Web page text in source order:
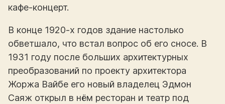
кафе-концерт.
В конце 1920-х годов здание настолько
обветшало, что встал вопрос об его сносе. В
1931 году после больших архитектурных
преобразований по проекту архитектора
Жоржа Вайбе его новый владелец Эдмон
Саяж открыл в нём ресторан и театр под